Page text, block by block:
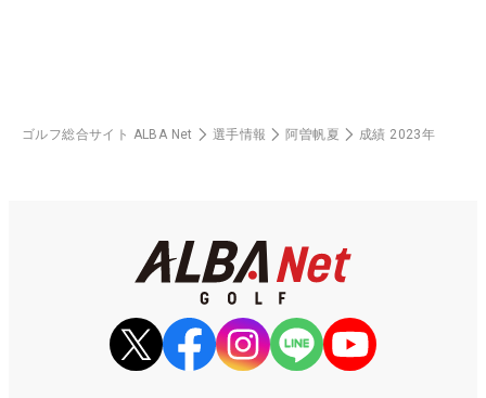
ゴルフ総合サイト ALBA Net 選手情報 阿曽帆夏 成績 2023年